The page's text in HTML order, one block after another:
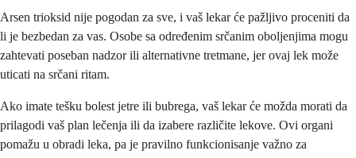
Arsen trioksid nije pogodan za sve, i vaš lekar će pažljivo proceniti da
li je bezbedan za vas. Osobe sa određenim srčanim oboljenjima mogu
zahtevati poseban nadzor ili alternativne tretmane, jer ovaj lek može
uticati na srčani ritam.
Ako imate tešku bolest jetre ili bubrega, vaš lekar će možda morati da
prilagodi vaš plan lečenja ili da izabere različite lekove. Ovi organi
pomažu u obradi leka, pa je pravilno funkcionisanje važno za